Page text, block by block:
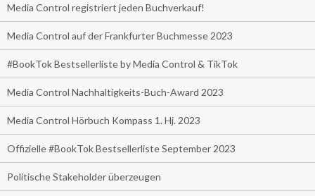
Media Control registriert jeden Buchverkauf!
Media Control auf der Frankfurter Buchmesse 2023
#BookTok Bestsellerliste by Media Control & TikTok
Media Control Nachhaltigkeits-Buch-Award 2023
Media Control Hörbuch Kompass 1. Hj. 2023
Offizielle #BookTok Bestsellerliste September 2023
Politische Stakeholder überzeugen